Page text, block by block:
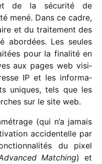
de la sécu­rité de
mené. Dans ce cadre,
et du trai­te­ment des
abor­dées. Les seules
pour la fina­lité en
aux pages web visi­
IP et les infor­ma­
uniques, tels que les
sur le site web.
(qui n’a jamais
acci­den­telle par
du pixel
Matching) et